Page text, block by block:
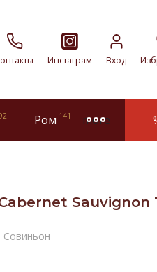
Инстаграм Вход
Ром 141 more
Sauvignon
Совиньон